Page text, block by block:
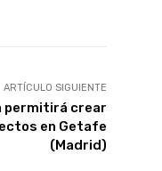
ARTÍCULO SIGUIENTE
permitirá crear
en Getafe
(Madrid)